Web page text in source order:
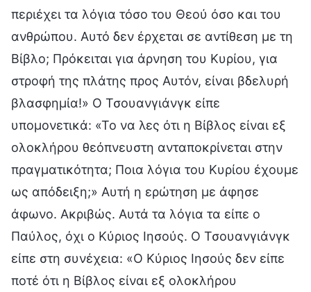
περιέχει τα λόγια τόσο του Θεού όσο και του
ανθρώπου. Αυτό δεν έρχεται σε αντίθεση με τη
Βίβλο; Πρόκειται για άρνηση του Κυρίου, για
στροφή της πλάτης προς Αυτόν, είναι βδελυρή
βλασφημία!» Ο Τσουανγιάνγκ είπε
υπομονετικά: «Το να λες ότι η Βίβλος είναι εξ
ολοκλήρου θεόπνευστη ανταποκρίνεται στην
πραγματικότητα; Ποια λόγια του Κυρίου έχουμε
ως απόδειξη;» Αυτή η ερώτηση με άφησε
άφωνο. Ακριβώς. Αυτά τα λόγια τα είπε ο
Παύλος, όχι ο Κύριος Ιησούς. Ο Τσουανγιάνγκ
είπε στη συνέχεια: «Ο Κύριος Ιησούς δεν είπε
ποτέ ότι η Βίβλος είναι εξ ολοκλήρου